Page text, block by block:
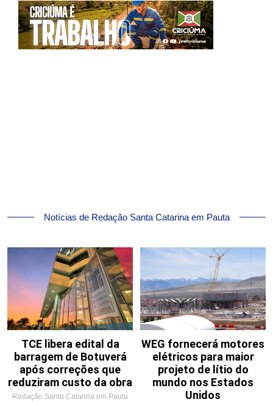
Notícias de Redação Santa Catarina em Pauta
TCE libera edital da
barragem de Botuverá
após correções que
reduziram custo da obra
Redação Santa Catarina em Pauta
WEG fornecerá motores
elétricos para maior
projeto de lítio do
mundo nos Estados
Unidos